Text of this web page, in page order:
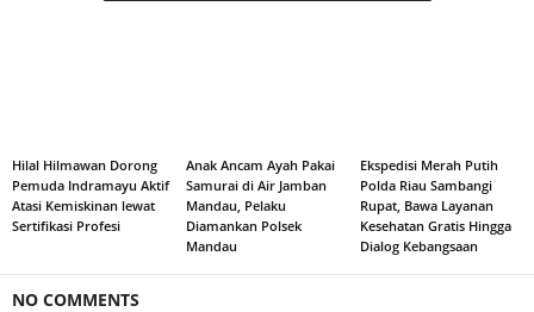
Hilal Hilmawan Dorong
Pemuda Indramayu Aktif
Atasi Kemiskinan lewat
Sertifikasi Profesi
Anak Ancam Ayah Pakai
Samurai di Air Jamban
Mandau, Pelaku
Diamankan Polsek
Mandau
Ekspedisi Merah Putih
Polda Riau Sambangi
Rupat, Bawa Layanan
Kesehatan Gratis Hingga
Dialog Kebangsaan
NO COMMENTS